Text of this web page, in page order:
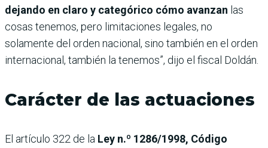
dejando en claro y categórico cómo avanzan las
cosas tenemos, pero limitaciones legales, no
solamente del orden nacional, sino también en el orden
internacional, también la tenemos”, dijo el fiscal Doldán.
Carácter de las actuaciones
El artículo 322 de la Ley n.º 1286/1998, Código